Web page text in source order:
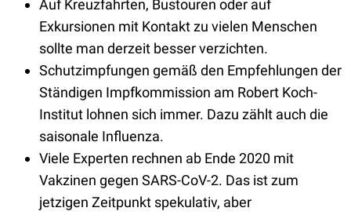
Auf Kreuzfahrten, Bustouren oder auf
Exkursionen mit Kontakt zu vielen Menschen
sollte man derzeit besser verzichten.
Schutzimpfungen gemäß den Empfehlungen der
Ständigen Impfkommission am Robert Koch-
Institut lohnen sich immer. Dazu zählt auch die
saisonale Influenza.
Viele Experten rechnen ab Ende 2020 mit
Vakzinen gegen SARS-CoV-2. Das ist zum
jetzigen Zeitpunkt spekulativ, aber